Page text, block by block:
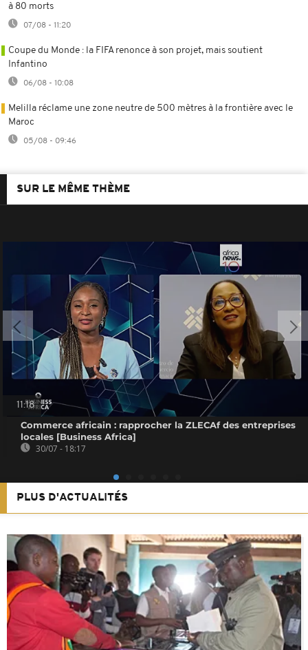
à 80 morts
07/08 - 11:20
Coupe du Monde : la FIFA renonce à son projet, mais soutient
Infantino
06/08 - 10:08
Melilla réclame une zone neutre de 500 mètres à la frontière avec le
Maroc
05/08 - 09:46
SUR LE MÊME THÈME
11:18
Commerce africain : rapprocher la ZLECAf des entreprises
locales [Business Africa]
30/07 - 18:17
PLUS D'ACTUALITÉS